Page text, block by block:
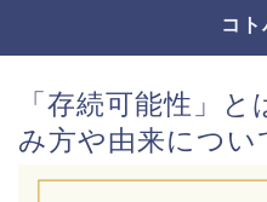
コト
「存続可能性」
み方や由来につい